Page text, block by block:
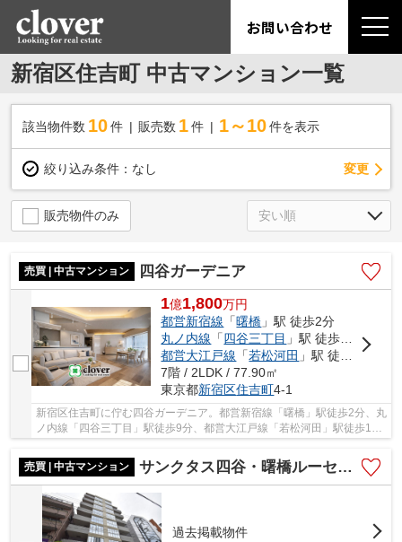
お問い合わせ
新宿区住吉町 中古マンション一覧
該当物件数 10件 販売数 1 件 1～10 件を表示
絞り込み条件： なし 変更
販売物件のみ
売買 | 中古マンション 四谷ガーデニア
1億1,800万円
都営新宿線 「曙橋 」駅 徒歩2分
丸ノ内線 「四谷三丁目 」駅 徒歩9分
都営大江戸線 「若松河田 」駅 徒歩14分
7階 / 2LDK / 77.90㎡
東京都新宿区住吉町4-1
新宿区住吉町に佇む四谷ガーデニア。都営新宿線「曙橋」駅徒歩2分、丸
ノ内線「四谷三丁目」駅徒歩9分、都営大江戸線「若松河田」駅徒歩14
分。周辺には買い物施設や飲食店で賑わいのあ...
売買 | 中古マンション
サンクタス四谷・曙橋ルーセンシティ
過去掲載物件